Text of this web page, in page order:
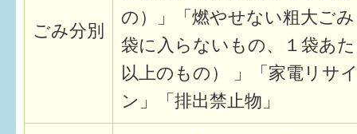
ごみ分別
の）」「燃やせない粗大ご
袋に入らないもの、１袋あ
以上のもの） 」「家電リサ
ン」「排出禁止物」
ソーシャルメディア
すまいるサポート行事案内